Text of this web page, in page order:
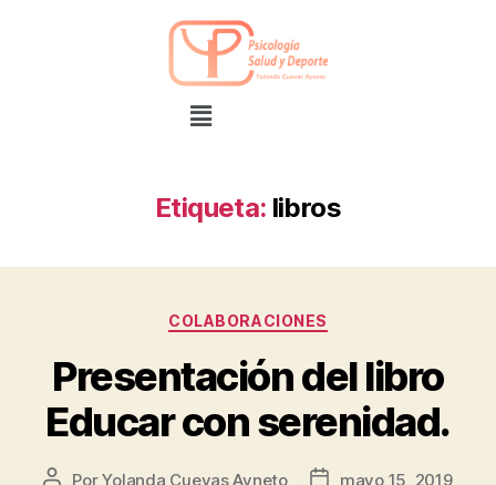
Etiqueta: libros
COLABORACIONES
Presentación del libro
Educar con serenidad.
PorYolanda Cuevas Ayneto
mayo 15, 2019